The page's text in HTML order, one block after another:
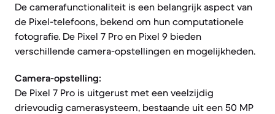
De camerafunctionaliteit is een belangrijk aspect van
de Pixel-telefoons, bekend om hun computationele
fotografie. De Pixel 7 Pro en Pixel 9 bieden
verschillende camera-opstellingen en mogelijkheden.
Camera-opstelling:
De Pixel 7 Pro is uitgerust met een veelzijdig
drievoudig camerasysteem, bestaande uit een 50 MP